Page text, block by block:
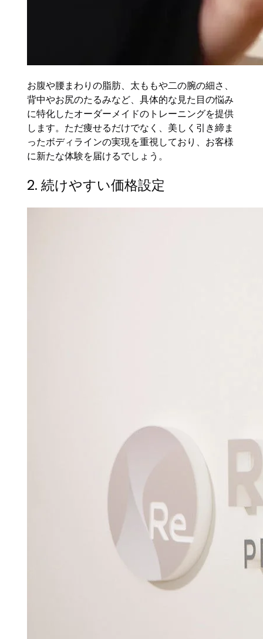
お腹や腰まわりの脂肪、太ももや二の腕の細さ、
背中やお尻のたるみなど、具体的な見た目の悩み
に特化したオーダーメイドのトレーニングを提供
します。ただ痩せるだけでなく、美しく引き締ま
ったボディラインの実現を重視しており、お客様
に新たな体験を届けるでしょう。
2. 続けやすい価格設定